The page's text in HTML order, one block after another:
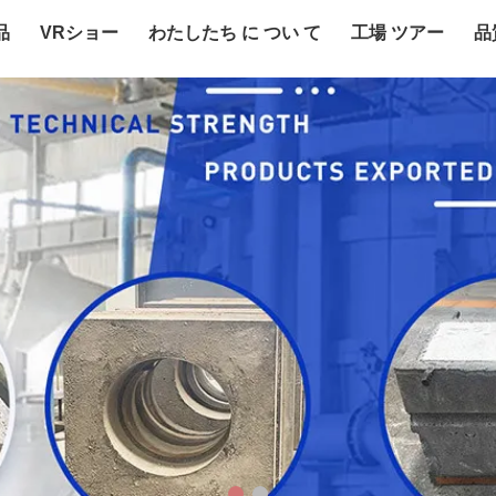
VRショー わたしたち に つい て 工場 ツアー 品